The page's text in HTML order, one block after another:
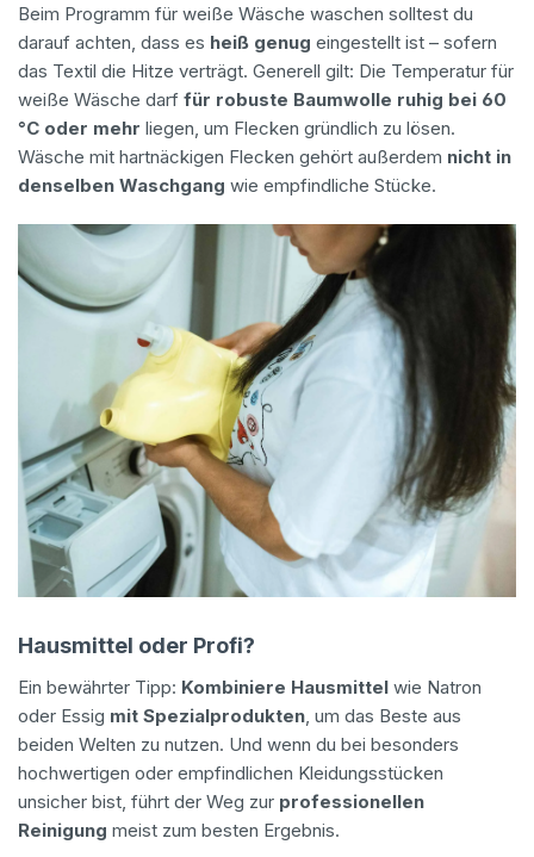
Beim Programm für weiße Wäsche waschen solltest du
darauf achten, dass es heiß genug eingestellt ist – sofern
das Textil die Hitze verträgt. Generell gilt: Die Temperatur für
weiße Wäsche darf für robuste Baumwolle ruhig bei 60
°C oder mehr liegen, um Flecken gründlich zu lösen.
Wäsche mit hartnäckigen Flecken gehört außerdem nicht in
denselben Waschgang wie empfindliche Stücke.
Hausmittel oder Profi?
Ein bewährter Tipp: Kombiniere Hausmittel wie Natron
oder Essig mit Spezialprodukten, um das Beste aus
beiden Welten zu nutzen. Und wenn du bei besonders
hochwertigen oder empfindlichen Kleidungsstücken
unsicher bist, führt der Weg zur professionellen
Reinigung meist zum besten Ergebnis.